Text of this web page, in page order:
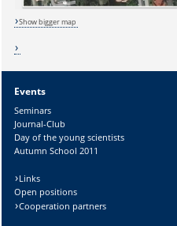
Sicherheitsabfrage:
Lösung:
Show bigger map
Events
Seminars
Journal-Club
Day of the young scientists
Autumn School 2011
Links
Open positions
Cooperation partners